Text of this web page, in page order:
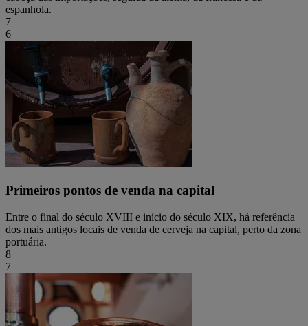
espanhola.
7
6
Primeiros pontos de venda na capital
Entre o final do século XVIII e início do século XIX, há referência
dos mais antigos locais de venda de cerveja na capital, perto da zona
portuária.
8
7